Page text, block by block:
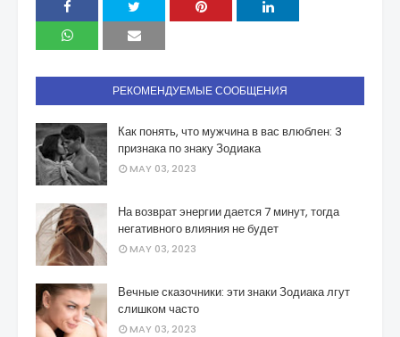
РЕКОМЕНДУЕМЫЕ СООБЩЕНИЯ
Как понять, что мужчина в вас влюблен: 3
признака по знаку Зодиака
MAY 03, 2023
На возврат энергии дается 7 минут, тогда
негативного влияния не будет
MAY 03, 2023
Вечные сказочники: эти знаки Зодиака лгут
слишком часто
MAY 03, 2023